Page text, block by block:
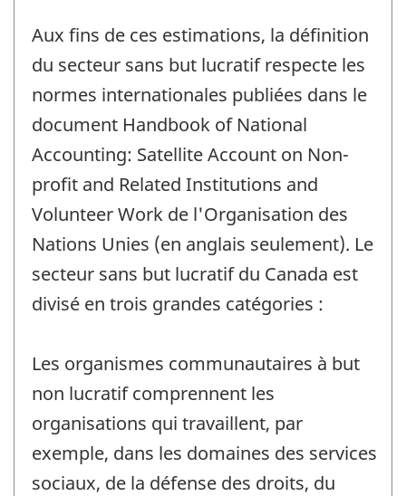
Aux fins de ces estimations, la définition
du secteur sans but lucratif respecte les
normes internationales publiées dans le
document Handbook of National
Accounting: Satellite Account on Non-
profit and Related Institutions and
Volunteer Work de l'Organisation des
Nations Unies (en anglais seulement). Le
secteur sans but lucratif du Canada est
divisé en trois grandes catégories :
Les organismes communautaires à but
non lucratif comprennent les
organisations qui travaillent, par
exemple, dans les domaines des services
sociaux, de la défense des droits, du